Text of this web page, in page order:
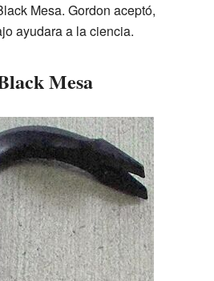
Mesa. Gordon aceptó,
ayudara a la ciencia.
Mesa